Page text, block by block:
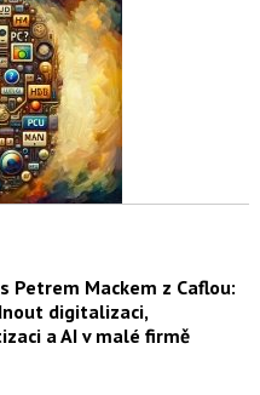
Petrem Mackem z Caflou:
digitalizaci,
a AI v malé firmě